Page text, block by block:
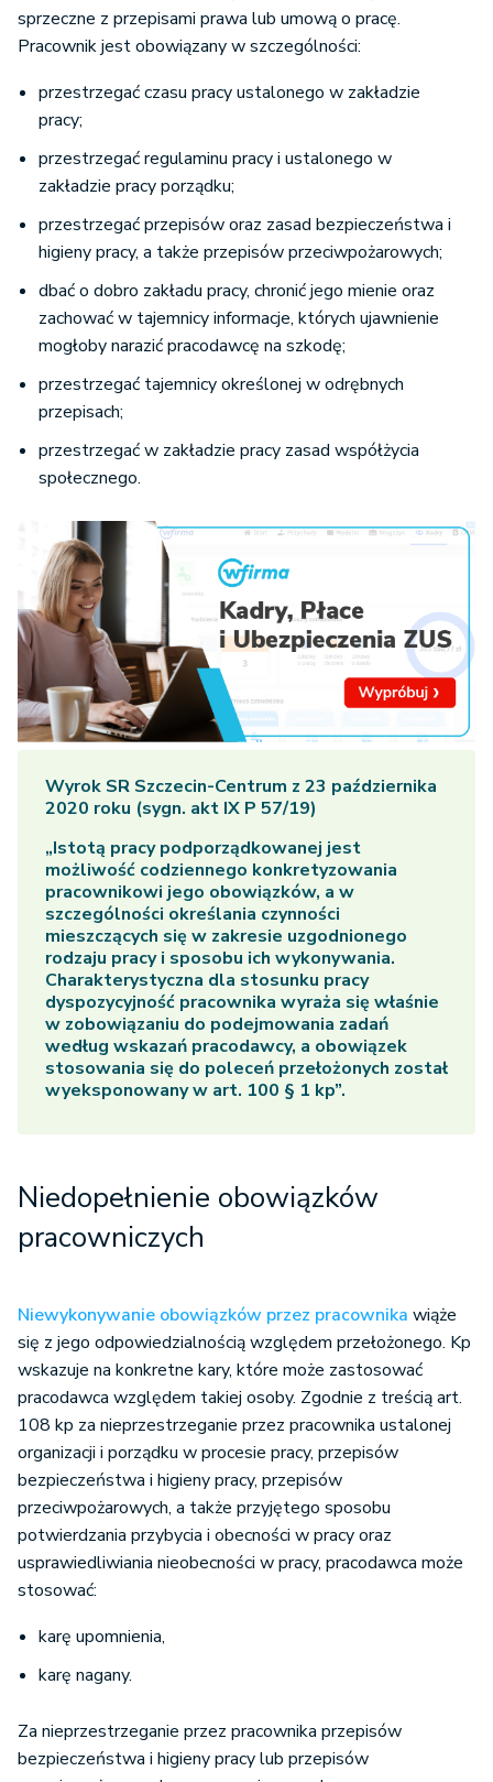
sprzeczne z przepisami prawa lub umową o pracę.
Pracownik jest obowiązany w szczególności:
przestrzegać czasu pracy ustalonego w zakładzie
pracy;
przestrzegać regulaminu pracy i ustalonego w
zakładzie pracy porządku;
przestrzegać przepisów oraz zasad bezpieczeństwa i
higieny pracy, a także przepisów przeciwpożarowych;
dbać o dobro zakładu pracy, chronić jego mienie oraz
zachować w tajemnicy informacje, których ujawnienie
mogłoby narazić pracodawcę na szkodę;
przestrzegać tajemnicy określonej w odrębnych
przepisach;
przestrzegać w zakładzie pracy zasad współżycia
społecznego.
Wyrok SR Szczecin-Centrum z 23 października
2020 roku (sygn. akt IX P 57/19)
„Istotą pracy podporządkowanej jest
możliwość codziennego konkretyzowania
pracownikowi jego obowiązków, a w
szczególności określania czynności
mieszczących się w zakresie uzgodnionego
rodzaju pracy i sposobu ich wykonywania.
Charakterystyczna dla stosunku pracy
dyspozycyjność pracownika wyraża się właśnie
w zobowiązaniu do podejmowania zadań
według wskazań pracodawcy, a obowiązek
stosowania się do poleceń przełożonych został
wyeksponowany w art. 100 § 1 kp”.
Niedopełnienie obowiązków
pracowniczych
Niewykonywanie obowiązków przez pracownika wiąże
się z jego odpowiedzialnością względem przełożonego. Kp
wskazuje na konkretne kary, które może zastosować
pracodawca względem takiej osoby. Zgodnie z treścią art.
108 kp za nieprzestrzeganie przez pracownika ustalonej
organizacji i porządku w procesie pracy, przepisów
bezpieczeństwa i higieny pracy, przepisów
przeciwpożarowych, a także przyjętego sposobu
potwierdzania przybycia i obecności w pracy oraz
usprawiedliwiania nieobecności w pracy, pracodawca może
stosować:
karę upomnienia,
karę nagany.
Za nieprzestrzeganie przez pracownika przepisów
bezpieczeństwa i higieny pracy lub przepisów